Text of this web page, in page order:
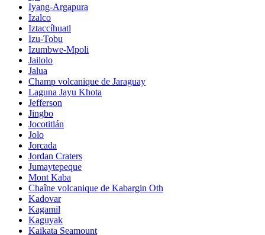
Iyang-Argapura
Izalco
Iztaccíhuatl
Izu-Tobu
Izumbwe-Mpoli
Jailolo
Jalua
Champ volcanique de Jaraguay
Laguna Jayu Khota
Jefferson
Jingbo
Jocotitlán
Jolo
Jorcada
Jordan Craters
Jumaytepeque
Mont Kaba
Chaîne volcanique de Kabargin Oth
Kadovar
Kagamil
Kaguyak
Kaikata Seamount